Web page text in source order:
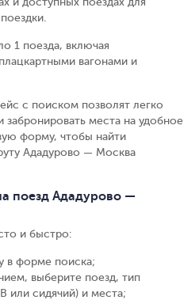
1 поезда, включая
вагонами и
с поиском позволят легко
места на удобное
форму, чтобы найти
Ададурово — Москва
поезд Ададурово —
и быстро:
в форме поиска;
выберите поезд, тип
или сидячий) и места;